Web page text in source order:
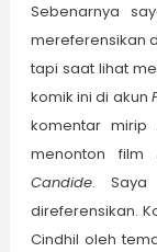
Sebenarnya
mereferensikan
tapi saat lihat
komik ini di akun
komentar mirip
menonton film
Candide. Saya
direferensikan.
Cindhil oleh